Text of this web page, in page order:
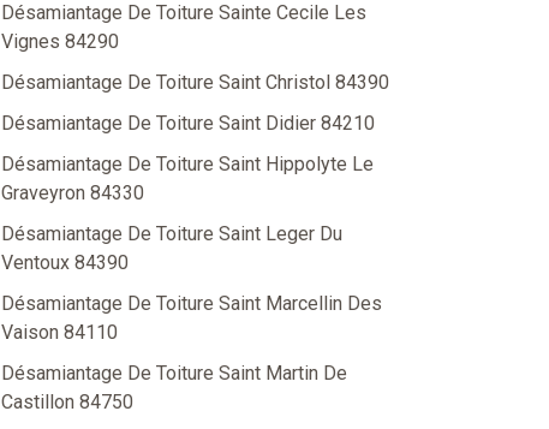
Désamiantage De Toiture Sainte Cecile Les
Vignes 84290
Désamiantage De Toiture Saint Christol 84390
Désamiantage De Toiture Saint Didier 84210
Désamiantage De Toiture Saint Hippolyte Le
Graveyron 84330
Désamiantage De Toiture Saint Leger Du
Ventoux 84390
Désamiantage De Toiture Saint Marcellin Des
Vaison 84110
Désamiantage De Toiture Saint Martin De
Castillon 84750